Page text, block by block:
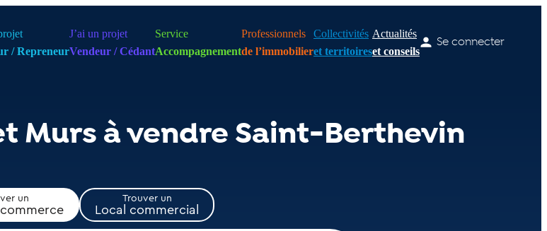
/ Repreneur
J’ai un projet
Vendeur / Cédant
Service
Accompagnement
Professionnels
de l’immobilier
Collectivités
et territoires
Actualités
et conseils
Se connecter
Murs à vendre Saint-Berthevin
un Trouver un
Local commercial